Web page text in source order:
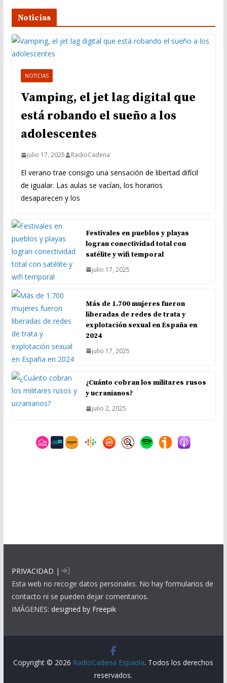
Noticias
NOTICIAS
Vamping, el jet lag digital que
está robando el sueño a los
adolescentes
julio 17, 2025 RadioCadena
El verano trae consigo una sensación de libertad difícil
de igualar. Las aulas se vacían, los horarios
desaparecen y los
Festivales en pueblos y playas
logran conectividad total con
satélite y wifi temporal
julio 17, 2025
Más de 1.700 mujeres fueron
liberadas de redes de trata y
explotación sexual en España en
2024
julio 17, 2025
¿Cuánto cobran los militares rusos
y ucranianos?
julio 2, 2025
PRIVACIDAD |
Esta web no recoge datos personales. No hay formularios de
contacto ni se pueden dejar comentarios.
IMÁGENES: designed by Freepik
Copyright © 2026 RadioCadena Espaola. Todos los derechos
reservados.